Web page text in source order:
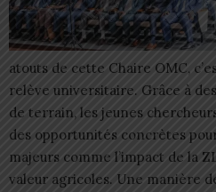
atouts de cette Chaire OMC,
relève universitaire. Grâce à
de terrain, les jeunes
des opportunités concrètes
majeurs comme l’impact de la
valeur agricoles. Une manière